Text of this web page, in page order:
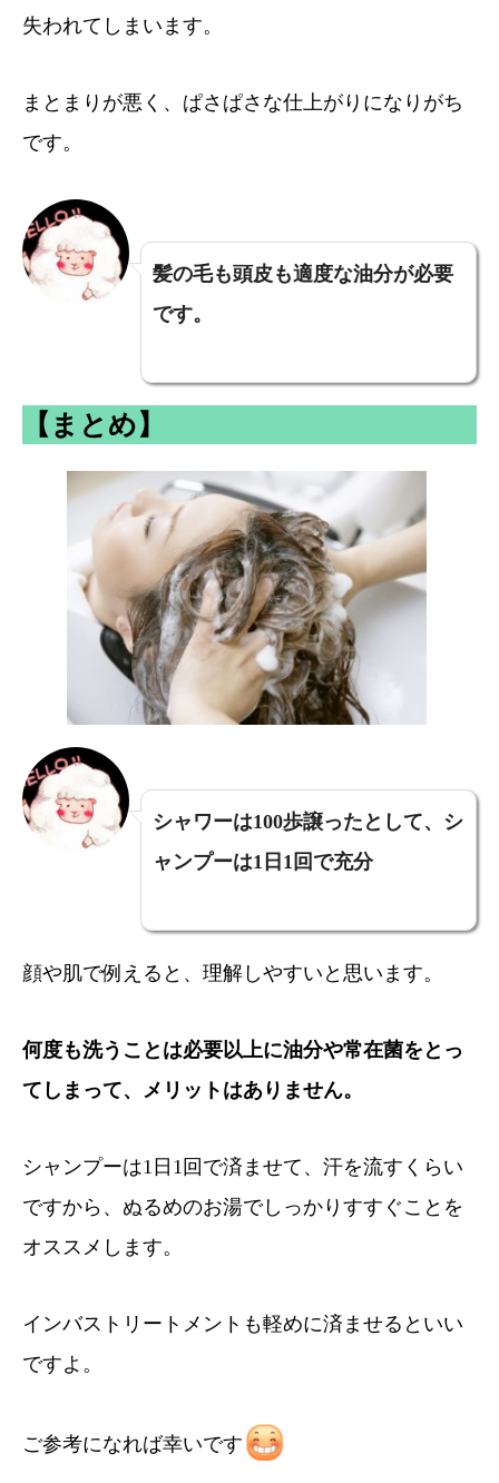
失われてしまいます。
まとまりが悪く、ぱさぱさな仕上がりになりがち
です。
髪の毛も頭皮も適度な油分が必要
です。
【まとめ】
シャワーは100歩譲ったとして、シ
ャンプーは1日1回で充分
顔や肌で例えると、理解しやすいと思います。
何度も洗うことは必要以上に油分や常在菌をとっ
てしまって、メリットはありません。
シャンプーは1日1回で済ませて、汗を流すくらい
ですから、ぬるめのお湯でしっかりすすぐことを
オススメします。
インバストリートメントも軽めに済ませるといい
ですよ。
ご参考になれば幸いです